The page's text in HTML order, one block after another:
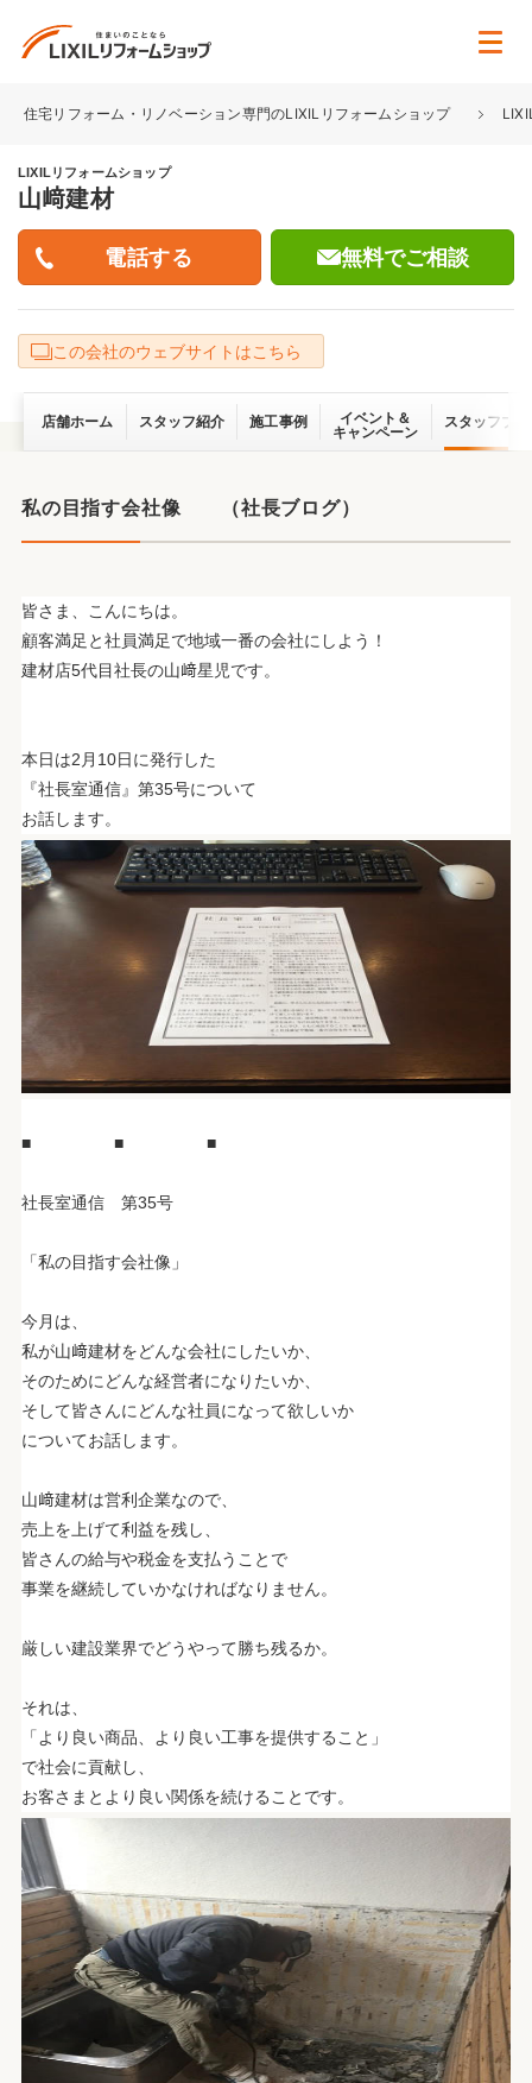
住宅リフォーム・リノベーション専門のLIXILリフォームショップ
LIXILリフォームショップ
山﨑建材
無料でご相談
この会社のウェブサイトはこちら
店舗ホーム スタッフ紹介 施工事例
イベント＆
キャンペーン
スタッフブ
私の目指す会社像 （社長ブログ）
皆さま、こんにちは。
顧客満足と社員満足で地域一番の会社にしよう！
建材店5代目社長の山﨑星児です。
本日は2月10日に発行した
『社長室通信』第35号について
お話します。
■ ■ ■
社長室通信 第35号
「私の目指す会社像」
今月は、
私が山﨑建材をどんな会社にしたいか、
そのためにどんな経営者になりたいか、
そして皆さんにどんな社員になって欲しいか
についてお話します。
山﨑建材は営利企業なので、
売上を上げて利益を残し、
皆さんの給与や税金を支払うことで
事業を継続していかなければなりません。
厳しい建設業界でどうやって勝ち残るか。
それは、
「より良い商品、より良い工事を提供すること」
で社会に貢献し、
お客さまとより良い関係を続けることです。